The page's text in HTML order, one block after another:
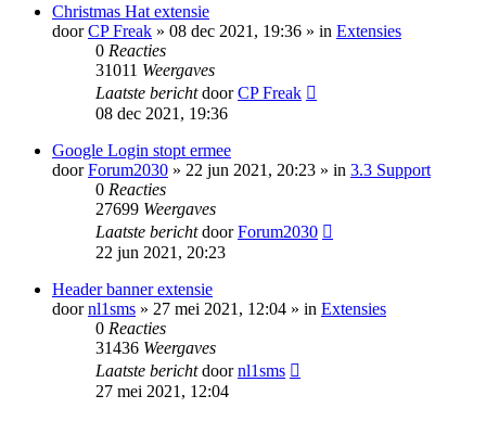
Christmas Hat extensie
doorCP Freak » 08 dec 2021, 19:36 » in Extensies
0 Reacties
31011 Weergaves
Laatste berichtdoorCP Freak
08 dec 2021, 19:36
Google Login stopt ermee
doorForum2030 » 22 jun 2021, 20:23 » in 3.3 Support
0 Reacties
27699 Weergaves
Laatste berichtdoorForum2030
22 jun 2021, 20:23
Header banner extensie
doornl1sms » 27 mei 2021, 12:04 » in Extensies
0 Reacties
31436 Weergaves
Laatste berichtdoornl1sms
27 mei 2021, 12:04